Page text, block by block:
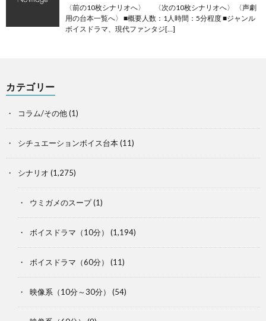
〈前の10枚シナリオへ〉 〈次の10枚シナリオへ〉 〈声劇
用の台本一覧へ〉 ■概要人数：1人時間：5分程度 ■ジャンル
ボイスドラマ、現代ファンタジ[…]
カテゴリー
コラム/その他(1)
シチュエーションボイス台本(11)
シナリオ (1,275)
ウミガメのスープ(1)
ボイスドラマ（10分） (1,194)
ボイスドラマ（60分） (11)
映像系（10分～30分） (54)